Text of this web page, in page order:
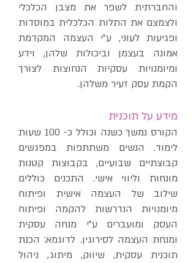
והחברתית לשפר את מצבן הכלכלי
ולצמצם את התלות הכלכלית במוסדות
ופגיעות לעוני, ע"י העצמה המקדמת
אמונה בעצמן וביכולות שלהן, וידע
ומיומנויות עסקיות הנחוצות לצורך
הקמת עסק זעיר משלהן.
מידע על תוכנית
הקורס נמשך כשנה וכולל כ- 100 שעות
לימוד. הנשים משתתפות במפגשים
קבוצתיים שבועיים, בקבוצות קטנות
מונחות וליווי אישי. התכנים כוללים
שילוב של העצמה אישית ופיתוח
מיומנויות הנדרשות להקמה ופיתוח
העסק ומועברים ע"י מנחה עסקית
ומנחת העצמה לסירוגין. לדוגמא: הכנת
תוכנית עסקית, שיווק, מיתוג, ניהול